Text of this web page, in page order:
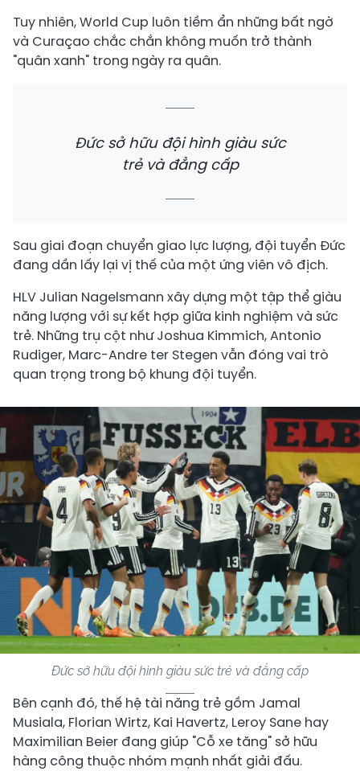
Tuy nhiên, World Cup luôn tiềm ẩn những bất ngờ
và Curaçao chắc chắn không muốn trở thành
"quân xanh" trong ngày ra quân.
Đức sở hữu đội hình giàu sức
trẻ và đẳng cấp
Sau giai đoạn chuyển giao lực lượng, đội tuyển Đức
đang dần lấy lại vị thế của một ứng viên vô địch.
HLV Julian Nagelsmann xây dựng một tập thể giàu
năng lượng với sự kết hợp giữa kinh nghiệm và sức
trẻ. Những trụ cột như Joshua Kimmich, Antonio
Rudiger, Marc-Andre ter Stegen vẫn đóng vai trò
quan trọng trong bộ khung đội tuyển.
Đức sở hữu đội hình giàu sức trẻ và đẳng cấp
Bên cạnh đó, thế hệ tài năng trẻ gồm Jamal
Musiala, Florian Wirtz, Kai Havertz, Leroy Sane hay
Maximilian Beier đang giúp "Cỗ xe tăng" sở hữu
hàng công thuộc nhóm mạnh nhất giải đấu.